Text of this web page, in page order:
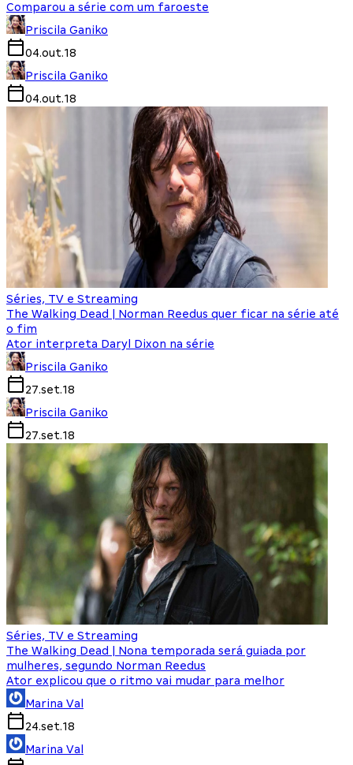
Comparou a série com um faroeste
Priscila Ganiko
04.out.18
Priscila Ganiko
04.out.18
Séries, TV e Streaming
The Walking Dead | Norman Reedus quer ficar na série até
o fim
Ator interpreta Daryl Dixon na série
Priscila Ganiko
27.set.18
Priscila Ganiko
27.set.18
Séries, TV e Streaming
The Walking Dead | Nona temporada será guiada por
mulheres, segundo Norman Reedus
Ator explicou que o ritmo vai mudar para melhor
Marina Val
24.set.18
Marina Val